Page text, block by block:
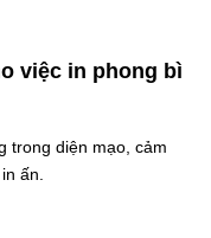
việc in phong bì
trong diện mạo, cảm
ấn.